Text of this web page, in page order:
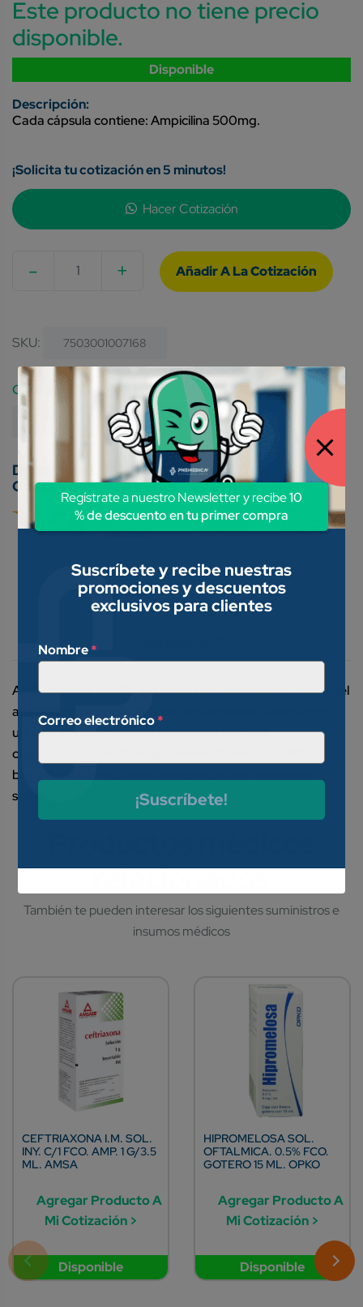
Este producto no tiene precio
disponible.
Disponible
Cada cápsula contiene: Ampicilina 500mg.
¡Solicita tu cotización en 5 minutos!
Hacer Cotización
- +
SKU: 7503001007168
Category:
Medicamentos Genéricos
Conoce nuestros métodos de pago:
Descripción
Antibiotico de amplio espectro indicado en infecciones del
aparato respiratorio del aparato digestivo del aparato
urinario infecciones de la piel tejidos blandos
odontológicas septicemias meningitis endocarditis
bacteriana e infecciones ocasionadas por gérmenes
sensibles.
Disponible
CEFTRIAXONA I.M. SOL.
INY. C/1 FCO. AMP. 1 G/3.5
ML. AMSA
Agregar Producto A
Mi Cotización >
Disponible
HIPROMELOSA SOL.
OFTALMICA. 0.5% FCO.
GOTERO 15 ML. OPKO
Agregar Producto A
Mi Cotización >
Suscríbete y recibe nuestras
promociones y descuentos
exclusivos para clientes
Nombre*
Correo electrónico*
¡Suscríbete!
Regístrate a nuestro Newsletter y recibe10
% de descuento en tu primer compra